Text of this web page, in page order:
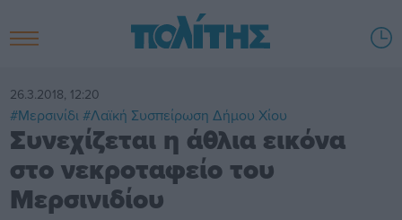
26.3.2018, 12:20
#Μερσινίδι #Λαϊκή Συσπείρωση Δήμου Χίου
Συνεχίζεται η άθλια εικόνα
στο νεκροταφείο του
Μερσινιδίου